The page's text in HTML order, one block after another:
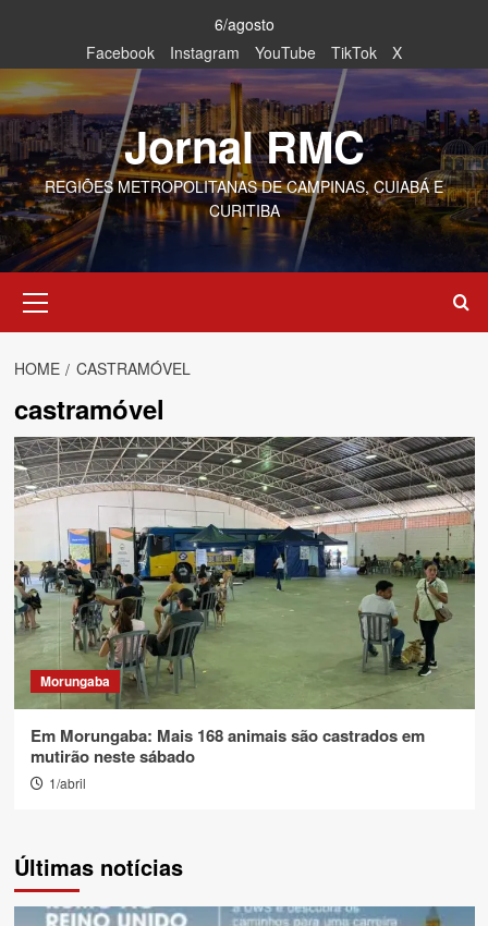
content
6/agosto
Facebook
Instagram YouTube TikTok X
Jornal RMC
REGIÕES METROPOLITANAS DE CAMPINAS, CUIABÁ E
CURITIBA
Menu
HOME CASTRAMÓVEL
castramóvel
Morungaba
Em Morungaba: Mais 168 animais são castrados em
mutirão neste sábado
1/abril
Últimas notícias